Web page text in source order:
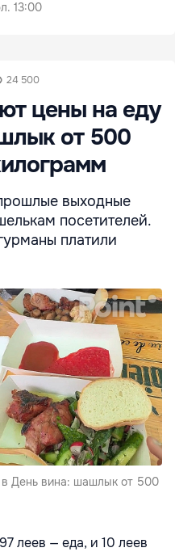
13:00
24 500
цены на еду
от 500
выходные
посетителей.
платили
День вина: шашлык от 500
леев — еда, и 10 леев